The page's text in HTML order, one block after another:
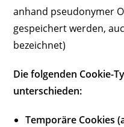
anhand pseudonymer
gespeichert werden,
bezeichnet)
Die folgenden Cookie-
unterschieden:
Temporäre Cookies